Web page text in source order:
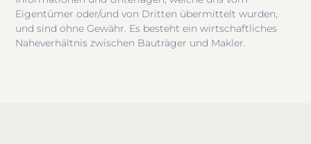
Eigentümer oder/und von Dritten übermittelt wurden,
und sind ohne Gewähr. Es besteht ein wirtschaftliches
Naheverhältnis zwischen Bauträger und Makler.